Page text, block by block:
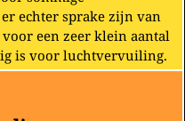
echter sprake zijn van
een zeer klein aantal
is voor luchtvervuiling.